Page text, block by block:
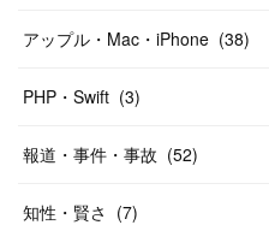
アップル・Mac・iPhone (38)
PHP・Swift (3)
報道・事件・事故 (52)
知性・賢さ (7)